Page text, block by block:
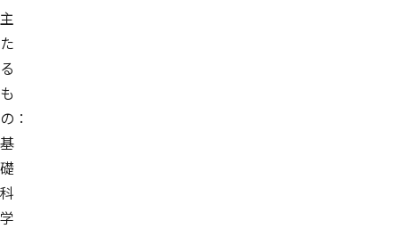
主
た
る
も
の：
基
礎
科
学